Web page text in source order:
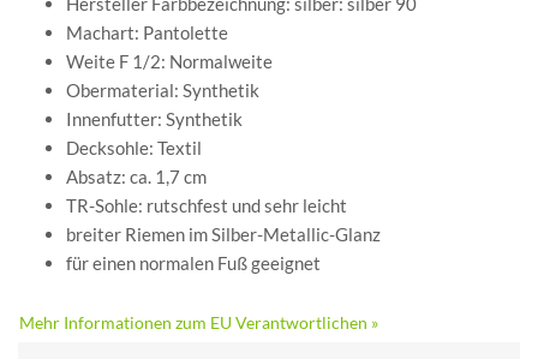
Machart: Pantolette
Weite F 1/2: Normalweite
Obermaterial: Synthetik
Innenfutter: Synthetik
Decksohle: Textil
Absatz: ca. 1,7 cm
TR-Sohle: rutschfest und sehr leicht
breiter Riemen im Silber-Metallic-Glanz
für einen normalen Fuß geeignet
Mehr Informationen zum EU Verantwortlichen »